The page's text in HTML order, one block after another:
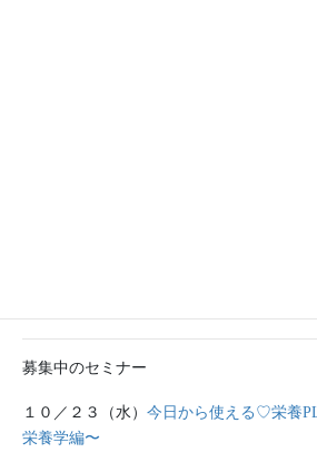
募集中のセミナー
１０／２３（水） 今日から使える♡栄養
栄養学編〜